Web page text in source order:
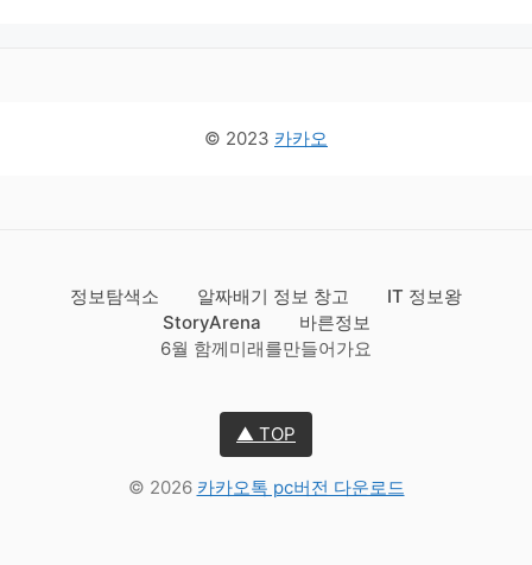
© 2023 카카오
정보탐색소 알짜배기 정보 창고
IT 정보왕
StoryArena
바른정보
6월 함께미래를만들어가요
▲ TOP
© 2026 카카오톡 pc버전 다운로드